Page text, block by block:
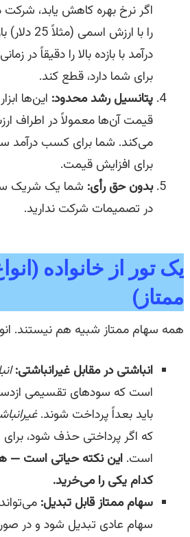
اگر نرخ بهره کاهش یابد،
را با ارزش
درآمد با بازده بالا را دقیقاً در
برای شما دارد، قطع کند.
پتانسیل رشد محدود: این‌ها
قیمت آن‌ها معمولاً در اطراف
می‌کند. شما برای کسب درآمد
برای افزایش قیمت.
بدون حق رأی: شما یک شریک
در تصمیمات شرکت ندارید.
یک تور از خانواده
ممتاز)
همه سهام ممتاز شبیه هم نیستند.
انباشتی در مقابل غیرانباشتی:
است که سودهای تقسیمی
باید بعداً پرداخت شوند.
که اگر پرداختی حذف شود،
است. این نکته حیاتی است —
کدام یکی را می‌خرید.
سهام ممتاز قابل تبدیل:
سهام عادی تبدیل شود و در